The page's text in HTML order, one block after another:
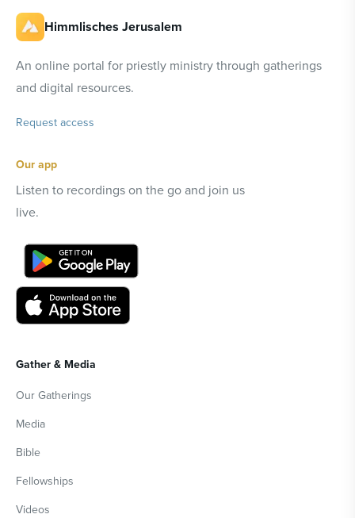
Himmlisches Jerusalem
An online portal for priestly ministry through gatherings
and digital resources.
Request access
Our app
Listen to recordings on the go and join us
live.
Gather & Media
Our Gatherings
Media
Bible
Fellowships
Videos